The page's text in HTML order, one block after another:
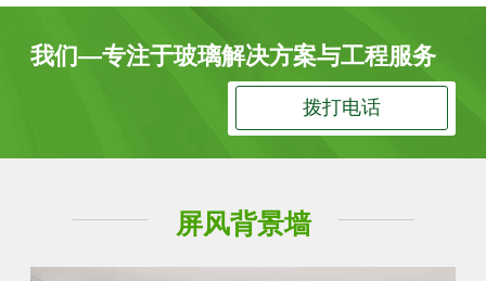
我们—专注于玻璃解决方案与工程服务
拨打电话
屏风背景墙